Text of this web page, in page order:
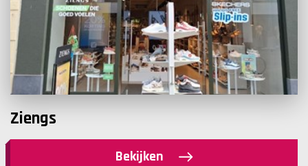
Ziengs
Bekijken